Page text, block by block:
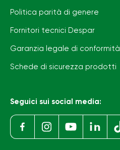
Politica parità di genere
Fornitori tecnici Despar
Garanzia legale di conformità
Schede di sicurezza prodotti
Seguici sui social media: